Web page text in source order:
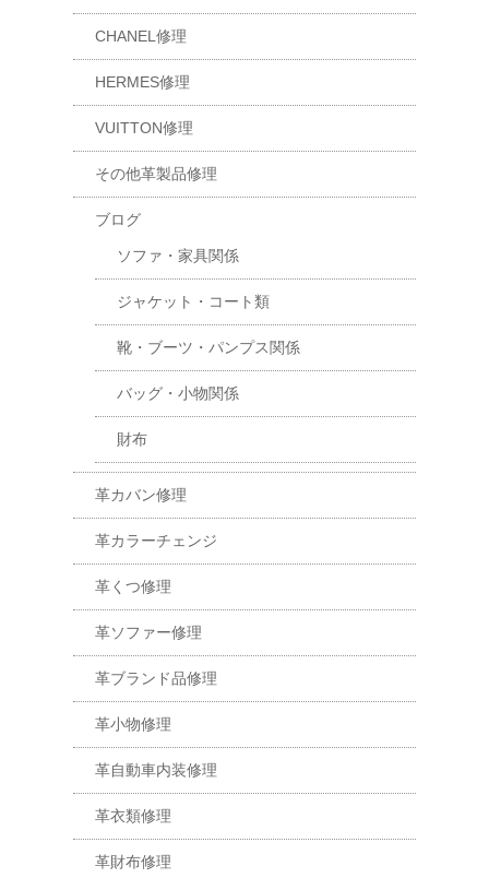
CHANEL修理
HERMES修理
VUITTON修理
その他革製品修理
ブログ
ソファ・家具関係
ジャケット・コート類
靴・ブーツ・パンプス関係
バッグ・小物関係
財布
革カバン修理
革カラーチェンジ
革くつ修理
革ソファー修理
革ブランド品修理
革小物修理
革自動車内装修理
革衣類修理
革財布修理